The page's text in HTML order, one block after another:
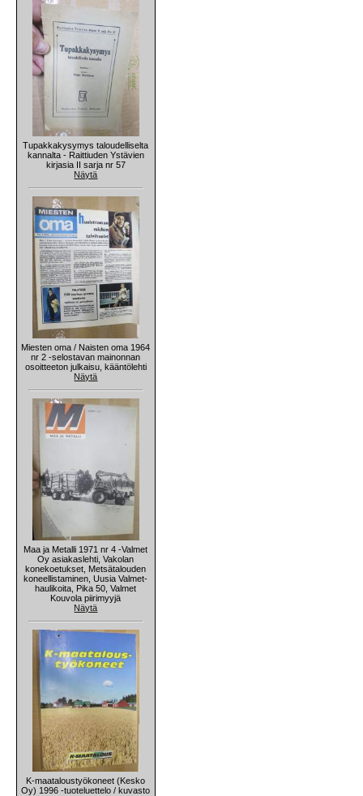
Tupakkakysymys taloudelliselta
kannalta - Raittiuden Ystävien
kirjasia II sarja nr 57
Näytä
Miesten oma / Naisten oma 1964
nr 2 -selostavan mainonnan
osoitteeton julkaisu, kääntölehti
Näytä
Maa ja Metalli 1971 nr 4 -Valmet
Oy asiakaslehti, Vakolan
konekoetukset, Metsätalouden
koneellistaminen, Uusia Valmet-
haulikoita, Pika 50, Valmet
Kouvola piirimyyjä
Näytä
K-maataloustyökoneet (Kesko
Oy) 1996 -tuoteluettelo / kuvasto